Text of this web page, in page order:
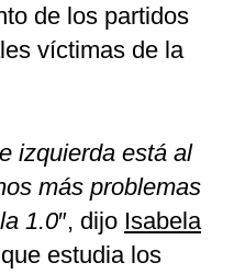
de los partidos
víctimas de la
izquierda está al
más problemas
1.0″, dijo Isabela
estudia los